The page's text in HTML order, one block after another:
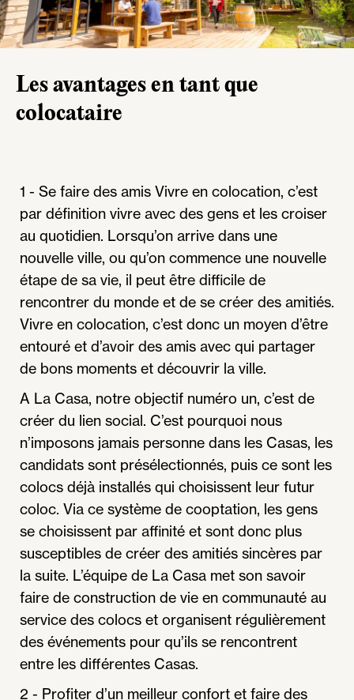
Les avantages en tant que
colocataire
1 - Se faire des amis Vivre en colocation, c’est
par définition vivre avec des gens et les croiser
au quotidien. Lorsqu’on arrive dans une
nouvelle ville, ou qu’on commence une nouvelle
étape de sa vie, il peut être difficile de
rencontrer du monde et de se créer des amitiés.
Vivre en colocation, c’est donc un moyen d’être
entouré et d’avoir des amis avec qui partager
de bons moments et découvrir la ville.
A La Casa, notre objectif numéro un, c’est de
créer du lien social. C’est pourquoi nous
n’imposons jamais personne dans les Casas, les
candidats sont présélectionnés, puis ce sont les
colocs déjà installés qui choisissent leur futur
coloc. Via ce système de cooptation, les gens
se choisissent par affinité et sont donc plus
susceptibles de créer des amitiés sincères par
la suite. L’équipe de La Casa met son savoir
faire de construction de vie en communauté au
service des colocs et organisent régulièrement
des événements pour qu’ils se rencontrent
entre les différentes Casas.
2 - Profiter d’un meilleur confort et faire des